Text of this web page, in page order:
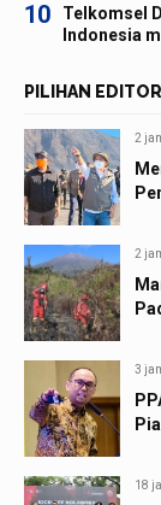
10
Telkomsel
Indonesia
PILIHAN EDITOR
2
2
3
18